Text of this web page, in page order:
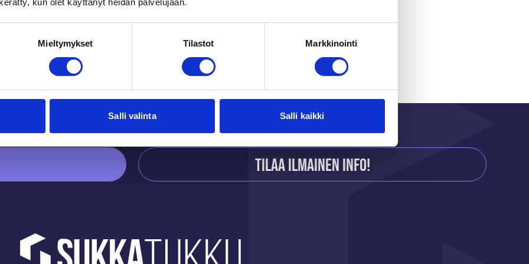
Mieltymykset Tilastot Markkinointi
Salli valinta Salli kaikki
kanske också gillar
Tilaa ilmainen info!